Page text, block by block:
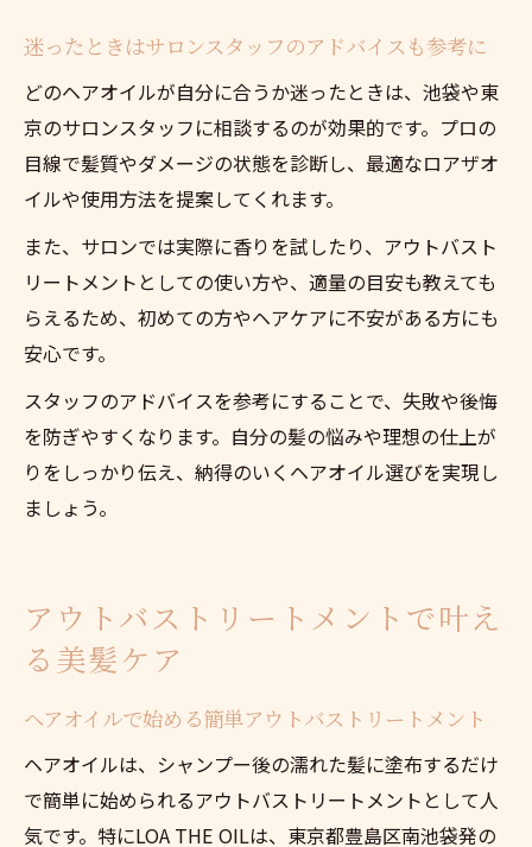
迷ったときはサロンスタッフのアドバイスも参考に
どのヘアオイルが自分に合うか迷ったときは、池袋や東
京のサロンスタッフに相談するのが効果的です。プロの
目線で髪質やダメージの状態を診断し、最適なロアザオ
イルや使用方法を提案してくれます。
また、サロンでは実際に香りを試したり、アウトバスト
リートメントとしての使い方や、適量の目安も教えても
らえるため、初めての方やヘアケアに不安がある方にも
安心です。
スタッフのアドバイスを参考にすることで、失敗や後悔
を防ぎやすくなります。自分の髪の悩みや理想の仕上が
りをしっかり伝え、納得のいくヘアオイル選びを実現し
ましょう。
アウトバストリートメントで叶え
る美髪ケア
ヘアオイルで始める簡単アウトバストリートメント
ヘアオイルは、シャンプー後の濡れた髪に塗布するだけ
で簡単に始められるアウトバストリートメントとして人
気です。特にLOA THE OILは、東京都豊島区南池袋発の